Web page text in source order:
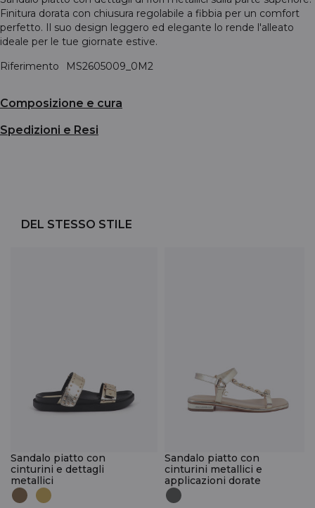
Finitura dorata con chiusura regolabile a fibbia per un comfort
perfetto. Il suo design leggero ed elegante lo rende l'alleato
ideale per le tue giornate estive.
Riferimento
MS2605009_0M2
Composizione e cura
Spedizioni e Resi
DEL STESSO STILE
Sandalo piatto con
cinturini e dettagli
metallici
Sandalo piatto con
cinturini metallici e
applicazioni dorate